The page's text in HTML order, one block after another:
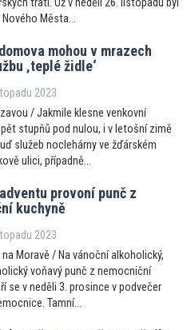
tratí. Už v neděli 26. listopadu byl
Města...
mohou v mrazech
‚teplé židle‘
2023
/ Jakmile klesne venkovní
stupňů pod nulou, i v letošní zimě
služeb noclehárny ve žďárském
ulici, případně...
provoní punč z
kuchyně
2023
Moravě / Na vánoční alkoholický,
voňavý punč z nemocniční
se v neděli 3. prosince v podvečer
Tamní...